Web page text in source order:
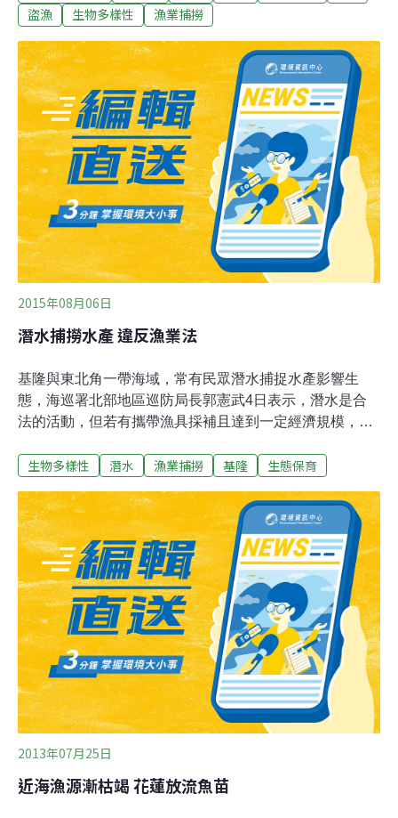
99％。Oceana的報告指出，船隊主要捕撈的烏賊，是當
seal， Arctocephalus galapagoensis）和瀕臨滅絕的路氏
雙髻鯊（Scalloped Hammerhead，學名Sphyrna lewini）
的主食。此外也捕撈當地經濟主力鮪魚和比目魚等商業魚
種。據英國衛報報導，「這一個月以來，全世界都在關注
這批中國漁船到底在加拉巴哥群島附近做什麼，現在我們
都知道了。」Oceana非法捕撈和漁業透明度分析師瓦倫丁
（Marla Valentine）說。
盜漁
生物多樣性 漁業捕撈
2015年08月06日
潛水捕撈水產 違反漁業法
基隆與東北角一帶海域，常有民眾潛水捕捉水產影響生
態，海巡署北部地區巡防局長郭憲武4日表示，潛水是合
法的活動，但若有攜帶漁具採補且達到一定經濟規模，便
民眾著潛水裝備，進行違規潛水捕捉水產動植物，生態環
還是有民眾心存僥倖，持續從事非法潛水。另外，基隆區
漁會理事長游日興指出，曾經有潛水客游到漁港外的航線
上，遭捲進船隻螺旋槳重傷不治，由於船隻進進出出，也
不知道肇事者是誰，郭憲武說，漁港法僅公告漁港港區內
的航線範圍，卻未規範港區外的航線，希望地方政府能向
中央提出建議。
生物多樣性 潛水 漁業捕撈 基隆 生態保育
2013年07月25日
近海漁源漸枯竭 花蓮放流魚苗